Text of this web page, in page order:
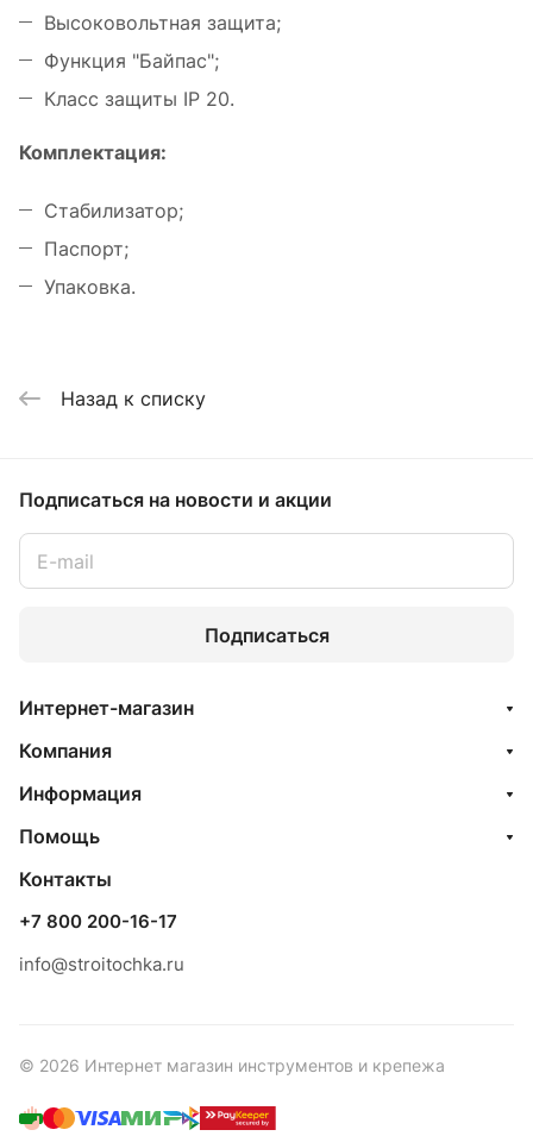
Высоковольтная защита;
Функция "Байпас";
Класс защиты IP 20.
Комплектация:
Стабилизатор;
Паспорт;
Упаковка.
Назад к списку
Подписаться на новости и акции
Подписаться
Интернет-магазин
Компания
Информация
Помощь
Контакты
+7 800 200-16-17
info@stroitochka.ru
© 2026 Интернет магазин инструментов и крепежа